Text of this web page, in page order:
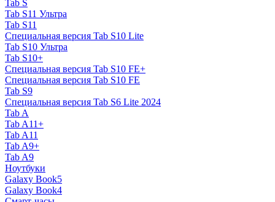
Tab S
Tab S11 Ультра
Tab S11
Специальная версия Tab S10 Lite
Tab S10 Ультра
Tab S10+
Специальная версия Tab S10 FE+
Специальная версия Tab S10 FE
Tab S9
Специальная версия Tab S6 Lite 2024
Tab A
Tab A11+
Tab A11
Tab A9+
Tab A9
Ноутбуки
Galaxy Book5
Galaxy Book4